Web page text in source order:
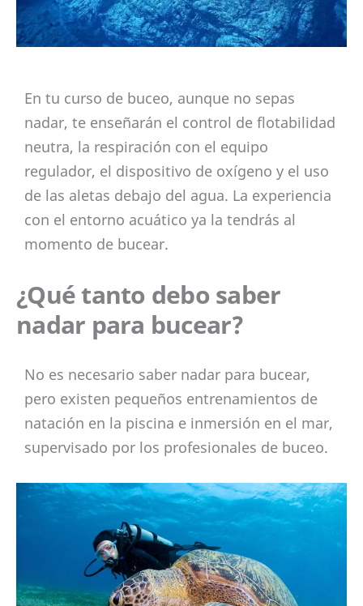
En tu curso de buceo, aunque no sepas
nadar, te enseñarán el control de flotabilidad
neutra, la respiración con el equipo
regulador, el dispositivo de oxígeno y el uso
de las aletas debajo del agua. La experiencia
con el entorno acuático ya la tendrás al
momento de bucear.
¿Qué tanto debo saber
nadar para bucear?
No es necesario saber nadar para bucear,
pero existen pequeños entrenamientos de
natación en la piscina e inmersión en el mar,
supervisado por los profesionales de buceo.